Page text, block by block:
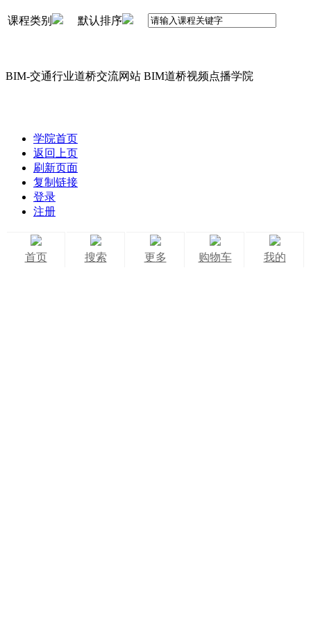
课程类别 默认排序
BIM-交通行业道桥交流网站 BIM道桥视频点播学院
学院首页
返回上页
刷新页面
复制链接
登录
注册
首页 搜索 更多 购物车 我的